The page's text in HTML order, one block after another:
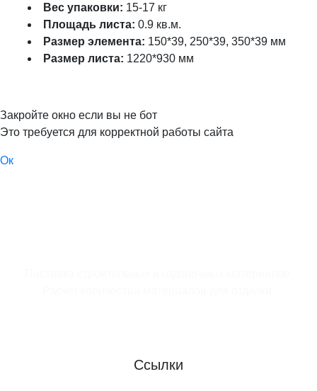
Вес упаковки: 15-17 кг
Площадь листа: 0.9 кв.м.
Размер элемента: 150*39, 250*39, 350*39 мм
Размер листа: 1220*930 мм
Закройте окно если вы не бот
Это требуется для корректной работы сайта
Ок
Ссылки